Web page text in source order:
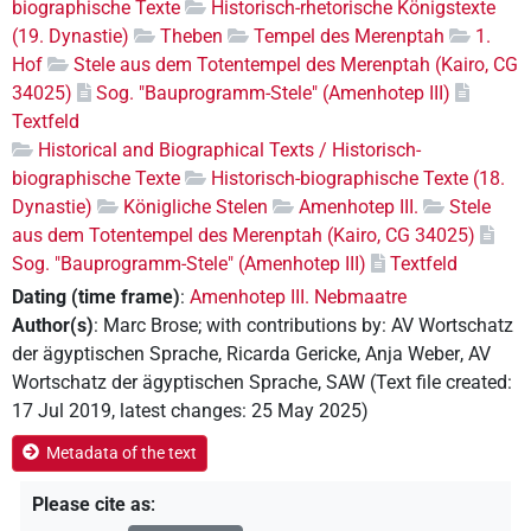
biographische Texte
Historisch-rhetorische Königstexte
(19. Dynastie)
Theben Tempel des Merenptah
1.
Hof
Stele aus dem Totentempel des Merenptah (Kairo, CG
34025)
Sog. "Bauprogramm-Stele" (Amenhotep III)
Textfeld
Historical and Biographical Texts / Historisch-
biographische Texte
Historisch-biographische Texte (18.
Dynastie)
Königliche Stelen Amenhotep III.
Stele
aus dem Totentempel des Merenptah (Kairo, CG 34025)
Sog. "Bauprogramm-Stele" (Amenhotep III)
Textfeld
Dating (time frame): Amenhotep III. Nebmaatre
Author(s): Marc Brose; with contributions by: AV Wortschatz
der ägyptischen Sprache, Ricarda Gericke, Anja Weber, AV
Wortschatz der ägyptischen Sprache, SAW (Text file created:
17 Jul 2019, latest changes: 25 May 2025)
Metadata of the text
Please cite as: